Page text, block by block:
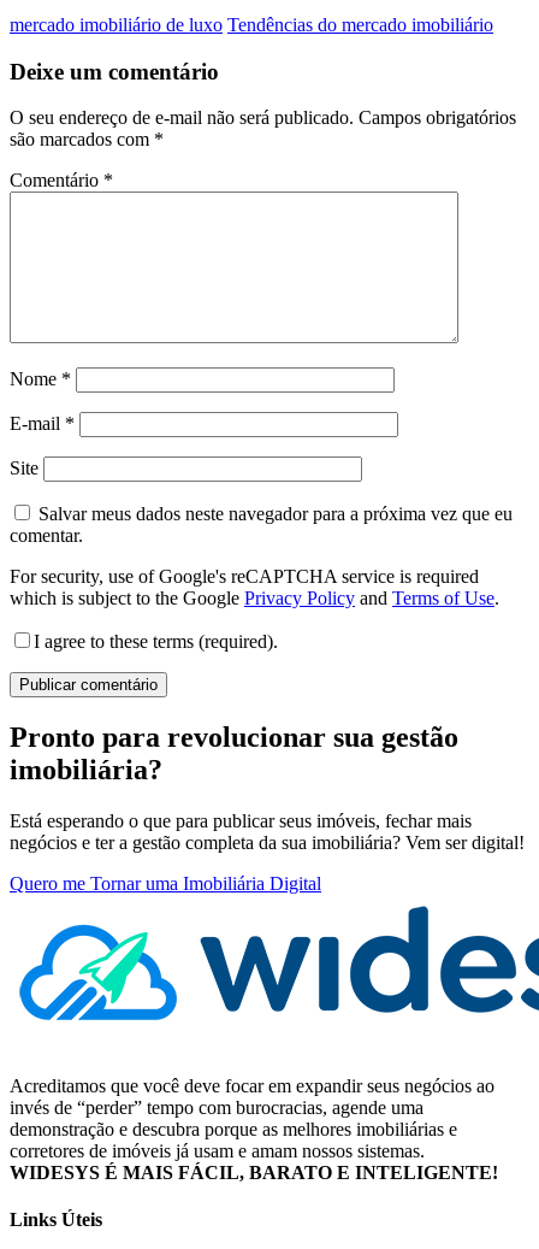
mercado imobiliário de luxo Tendências do mercado imobiliário
Deixe um comentário
O seu endereço de e-mail não será publicado. Campos obrigatórios
são marcados com *
Comentário *
Nome *
E-mail *
Site
Salvar meus dados neste navegador para a próxima vez que eu
comentar.
For security, use of Google's reCAPTCHA service is required
which is subject to the Google Privacy Policy and Terms of Use.
I agree to these terms (required).
Pronto para revolucionar sua gestão
imobiliária?
Está esperando o que para publicar seus imóveis, fechar mais
negócios e ter a gestão completa da sua imobiliária? Vem ser digital!
Quero me Tornar uma Imobiliária Digital
Acreditamos que você deve focar em expandir seus negócios ao
invés de “perder” tempo com burocracias, agende uma
demonstração e descubra porque as melhores imobiliárias e
corretores de imóveis já usam e amam nossos sistemas.
WIDESYS É MAIS FÁCIL, BARATO E INTELIGENTE!
Links Úteis